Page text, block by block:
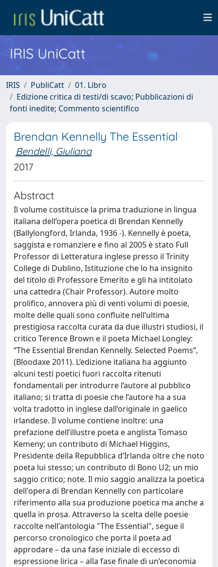
IRIS UniCatt
IRIS PubliCatt
01. Libro
Edizione critica di testi/di scavo; Pubblicazioni di
fonti inedite; Commento scientifico
Brendan Kennelly The Essential
Bendelli, Giuliana
2017
Abstract
Il volume costituisce la prima traduzione in lingua
italiana dell’opera poetica di Brendan Kennelly
(Ballylongford, Irlanda, 1936 -). Kennelly è poeta,
saggista e romanziere e fino al 2005 è stato Full
Professor di Letteratura inglese presso il Trinity
College di Dublino, Istituzione che lo ha insignito
del titolo di Professore Emerito e gli ha intitolato
una cattedra (Chair Professor). Autore molto
prolifico, annovera più di venti volumi di poesie,
molte delle quali sono confluite nell’ultima
prestigiosa raccolta curata da due illustri studiosi, il
critico Terence Brown e il poeta Michael Longley:
“The Essential Brendan Kennelly. Selected Poems”,
(Bloodaxe 2011). L’edizione italiana ha aggiunto
alcuni testi poetici fuori raccolta ritenuti
fondamentali per introdurre l’autore al pubblico
italiano; si tratta di poesie che l’autore ha a sua
volta tradotto in inglese dall’originale in gaelico
irlandese. Il volume contiene inoltre: una
prefazione dell’illustre poeta e anglista Tomaso
Kemeny; un contributo di Michael Higgins,
Presidente della Repubblica d’Irlanda oltre che noto
poeta lui stesso; un contributo di Bono U2; un mio
saggio critico; note. Il mio saggio analizza la poetica
dell'opera di Brendan Kennelly con particolare
riferimento alla sua produzione poetica ma anche a
quella in prosa. Attraverso la scelta delle poesie
raccolte nell'antologia "The Essential", segue il
percorso cronologico che porta il poeta ad
approdare – da una fase iniziale di eccesso di
espressione lirica – alla fase finale di un’economia